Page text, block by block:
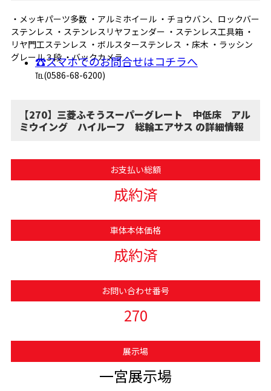
・メッキパーツ多数 ・アルミホイール ・チョウバン、ロックバー
ステンレス ・ステンレスリヤフェンダー ・ステンレス工具箱 ・
リヤ門工ステンレス ・ボルスターステンレス ・床木 ・ラッシン
グレール３段 ・バックカメラ
☎スマホでのお問合せはコチラへ
℡(0586-68-6200)
【270】三菱ふそうスーパーグレート 中低床 アル
ミウイング ハイルーフ 総輪エアサス の詳細情報
お支払い総額
成約済
車体本体価格
成約済
お問い合わせ番号
270
展示場
一宮展示場